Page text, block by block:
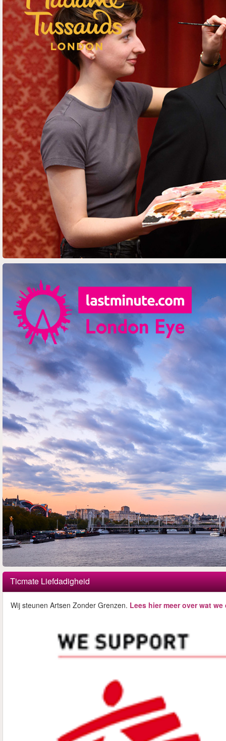
Ticmate Liefdadigheid
Wij steunen Artsen Zonder Grenzen. Lees hier meer over wat we